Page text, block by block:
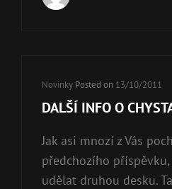
Cat
Links
Novinky Posted on 13/10/2011
DALŠÍ INFO O
Jak asi mnozí z Vás
předchozího
udělat druhou desku.